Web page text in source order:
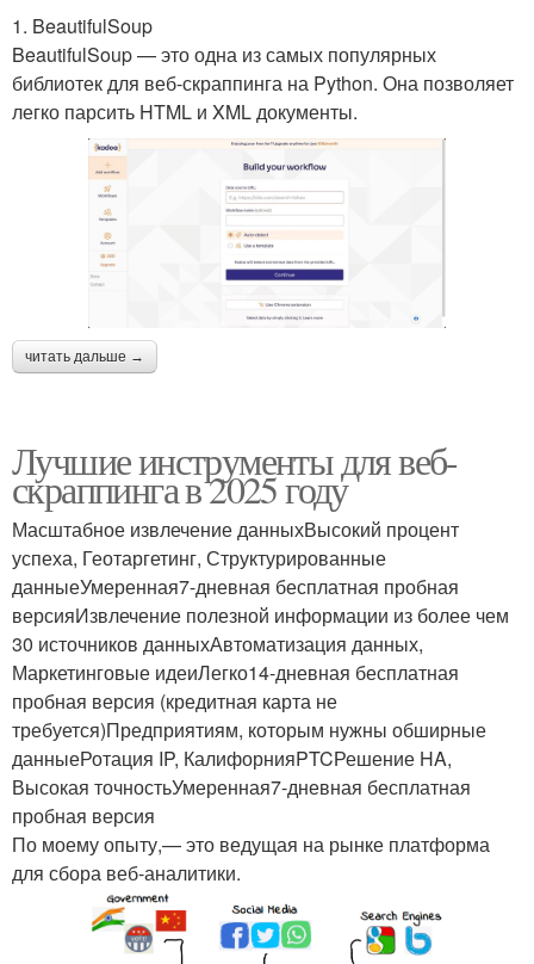
1. BeautifulSoup
BeautifulSoup — это одна из самых популярных
библиотек для веб-скраппинга на Python. Она позволяет
легко парсить HTML и XML документы.
читать дальше →
Лучшие инструменты для веб-
скраппинга в 2025 году
Масштабное извлечение данныхВысокий процент
успеха, Геотаргетинг, Структурированные
данныеУмеренная7-дневная бесплатная пробная
версияИзвлечение полезной информации из более чем
30 источников данныхАвтоматизация данных,
Маркетинговые идеиЛегко14-дневная бесплатная
пробная версия (кредитная карта не
требуется)Предприятиям, которым нужны обширные
данныеРотация IP, КалифорнияPTCРешение HA,
Высокая точностьУмеренная7-дневная бесплатная
пробная версия
По моему опыту,— это ведущая на рынке платформа
для сбора веб-аналитики.